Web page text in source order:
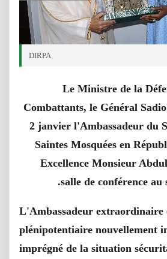
DIRPA
Le Ministre de la
Combattants, le Général
2 janvier l'Ambassadeur du
Saintes Mosquées en
Excellence Monsieur
salle de conférence
.
L'Ambassadeur extraordinaire
plénipotentiaire nouvellement
imprégné de la situation